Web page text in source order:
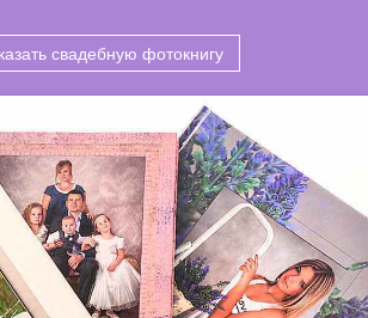
свадебную фотокнигу